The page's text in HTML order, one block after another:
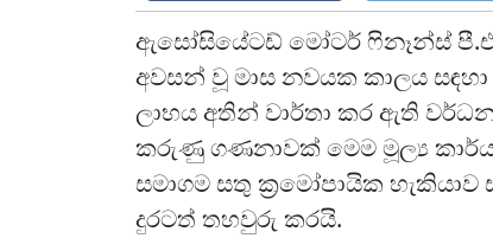
ඇසෝසියේටඩ් මෝටර් ෆිනෑන්ස්
අවසන් වූ මාස නවයක කාලය
ලාභය අතින් වාර්තා කර ඇති
කරුණු ගණනාවක් මෙම මූල්‍ය
සමාගම සතු ක්‍රමෝපායික
දුරටත් තහවුරු කරයි.